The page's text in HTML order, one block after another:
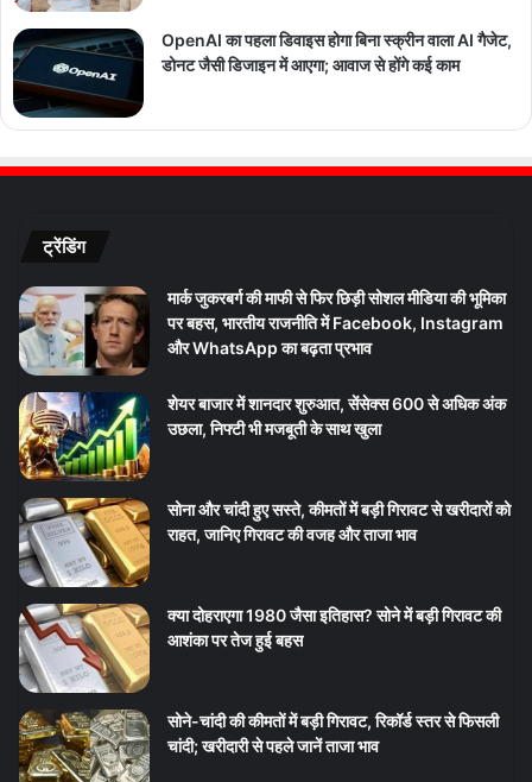
OpenAI का पहला डिवाइस होगा बिना स्क्रीन वाला AI गैजेट,
डोनट जैसी डिजाइन में आएगा; आवाज से होंगे कई काम
ट्रेंडिंग
मार्क जुकरबर्ग की माफी से फिर छिड़ी सोशल मीडिया की भूमिका
पर बहस, भारतीय राजनीति में Facebook, Instagram
और WhatsApp का बढ़ता प्रभाव
शेयर बाजार में शानदार शुरुआत, सेंसेक्स 600 से अधिक अंक
उछला, निफ्टी भी मजबूती के साथ खुला
सोना और चांदी हुए सस्ते, कीमतों में बड़ी गिरावट से खरीदारों को
राहत, जानिए गिरावट की वजह और ताजा भाव
क्या दोहराएगा 1980 जैसा इतिहास? सोने में बड़ी गिरावट की
आशंका पर तेज हुई बहस
सोने-चांदी की कीमतों में बड़ी गिरावट, रिकॉर्ड स्तर से फिसली
चांदी; खरीदारी से पहले जानें ताजा भाव